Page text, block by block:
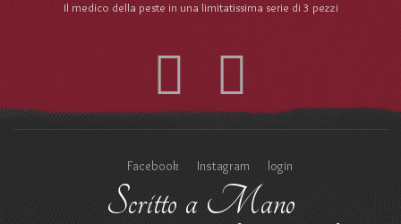
Il medico della peste in una limitatissima serie di 3 pezzi
Facebook Instagram login
Scritto a Mano